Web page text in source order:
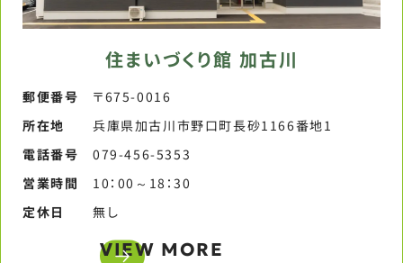
住まいづくり館 加古川
郵便番号​
〒675-0016
所在地
兵庫県加古川市野口町長砂1166番地1
電話番号​
079-456-5353​
営業時間​
10：00～18：30​
定休日​
無し​
VIEW MORE